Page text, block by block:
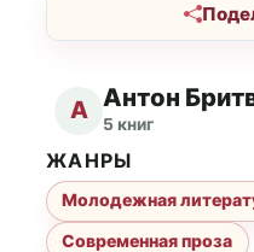
А Антон
5 книг
ЖАНРЫ
Молодежная
Современная проза